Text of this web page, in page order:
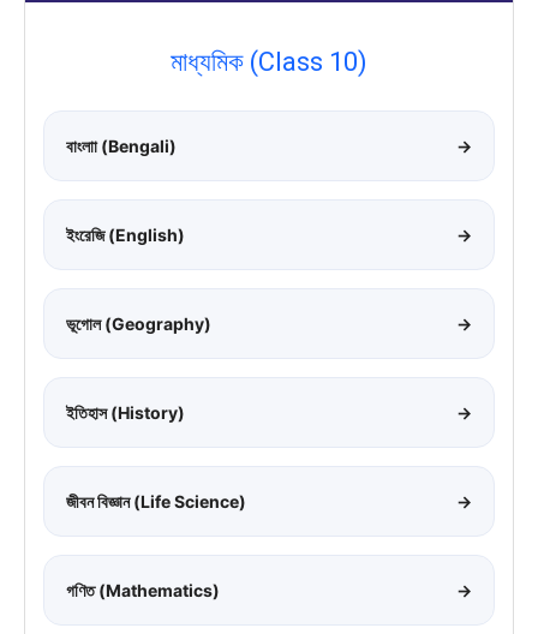
মাধ্যমিক (Class 10)
বাংলাা (Bengali) →
ইংরেজি (English) →
ভূগোল (Geography) →
ইতিহাস (History) →
জীবন বিজ্ঞান (Life Science) →
গণিত (Mathematics) →